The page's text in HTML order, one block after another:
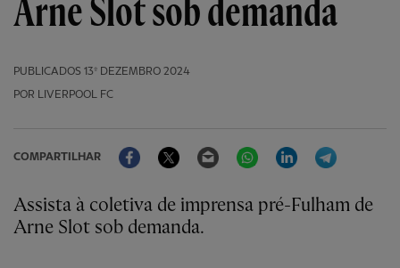
Arne Slot sob demanda
PUBLICADOS 13º DEZEMBRO 2024
POR LIVERPOOL FC
COMPARTILHAR
FacebookTwitter Email WhatsAppLinkedIn
Assista à coletiva de imprensa pré-Fulham de
Arne Slot sob demanda.